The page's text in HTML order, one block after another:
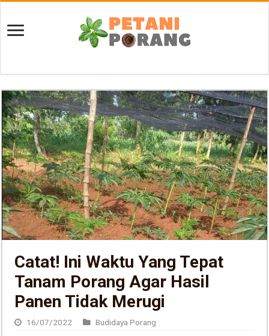
Catat! Ini Waktu Yang Tepat
Tanam Porang Agar Hasil
Panen Tidak Merugi
16/07/2022 Budidaya Porang